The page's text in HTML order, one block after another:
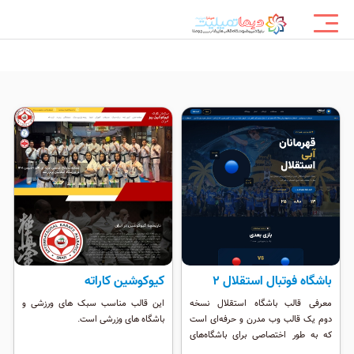
باشگاه فوتبال استقلال ۲
معرفی قالب باشگاه استقلال نسخه
دوم یک قالب وب مدرن و حرفه‌ای است
که به طور اختصاصی برای باشگاه‌های
کیوکوشین کاراته
این قالب مناسب سبک های ورزشی و
باشگاه های وزرشی است.